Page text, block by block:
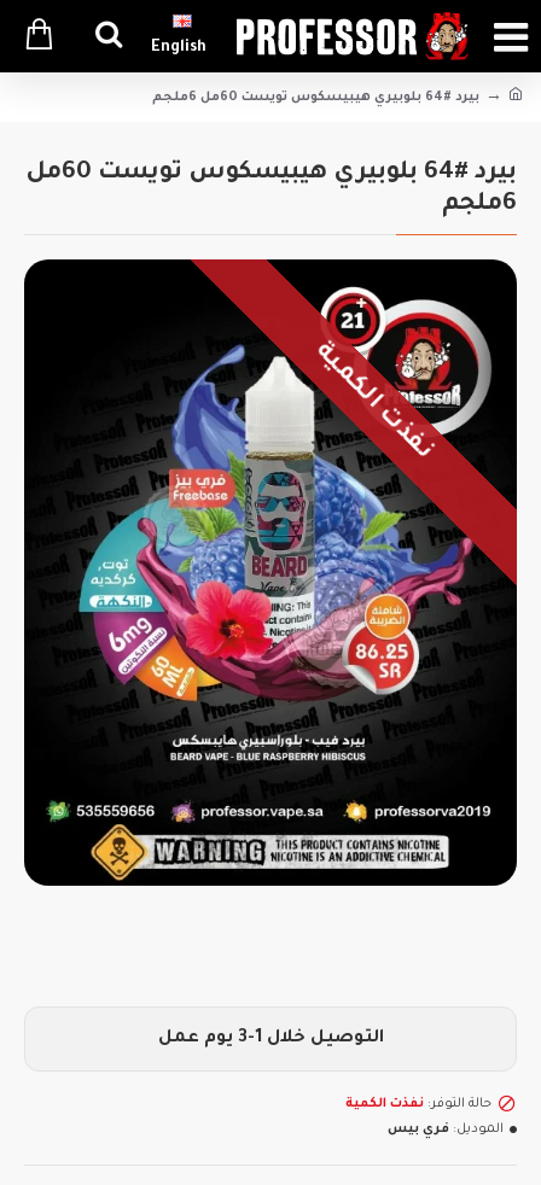
English
بيرد #64 بلوبيري هيبيسكوس تويست 60مل 6ملجم
بيرد #64 بلوبيري هيبيسكوس تويست 60مل
6ملجم
نفذت الكمية
حالة التوفر: نفذت الكمية
الموديل: فري بيس
التوصيل خلال 1-3 يوم عمل